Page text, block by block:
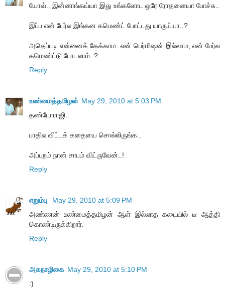
யோவ்.. இன்னாங்கய்யா இது உங்களோட ஒரே ரோதனையா போச்சு..
இப்ப என் பேர்ல இங்கன கமெண்ட் போட்டது யாருய்யா..?
அதெப்படி என்னைக் கேக்காம. என் பெர்மிஷன் இல்லாம, என் பேர்ல
கமெண்ட்டு போடலாம்..?
Reply
உண்மைத்தமிழன் May 29, 2010 at 5:03 PM
தண்டோராஜி..
பாதில விட்டக் கதையை சொல்லிருங்க..
அப்புறம் நான் சாபம் விட்ருவேன்..!
Reply
எறும்பு
May 29, 2010 at 5:09 PM
அண்ணன் உண்மைத்தமிழன் ஆள் இல்லாத கடையில் டீ ஆத்தி
கொண்டிருக்கிறார்.
Reply
அகநாழிகை May 29, 2010 at 5:10 PM
:)